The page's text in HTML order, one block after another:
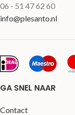
06 - 51 47 62 60
info@plesanto.nl
GA SNEL NAAR
Contact